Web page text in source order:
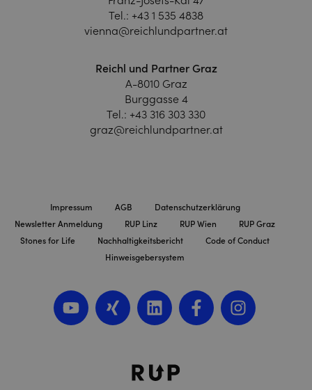
Tel.: +43 1 535 4838
vienna@reichlundpartner.at
Reichl und Partner Graz
A-8010 Graz
Burggasse 4
Tel.: +43 316 303 330
graz@reichlundpartner.at
Impressum AGB
Datenschutzerklärung
Newsletter Anmeldung
RUP Linz RUP Wien
RUP Graz
Stones for Life
Nachhaltigkeitsbericht
Code of Conduct
Hinweisgebersystem